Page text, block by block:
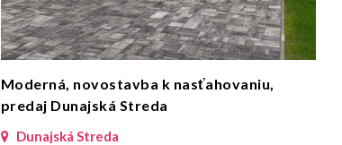
Moderná, novostavba k nasťahovaniu,
predaj Dunajská Streda
Dunajská Streda